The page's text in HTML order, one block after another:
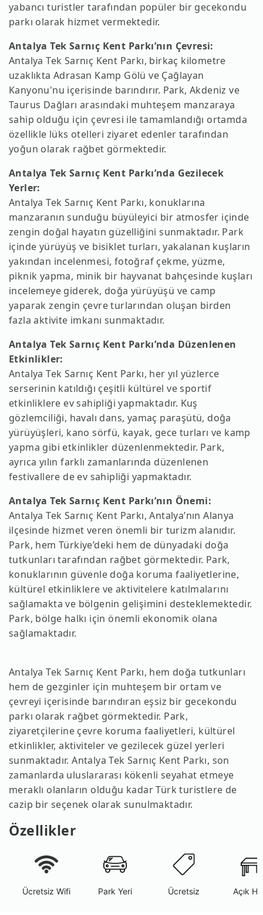
yabancı turistler tarafından popüler bir gecekondu
parkı olarak hizmet vermektedir.
Antalya Tek Sarnıç Kent Parkı’nın Çevresi:
Antalya Tek Sarnıç Kent Parkı, birkaç kilometre
uzaklıkta Adrasan Kamp Gölü ve Çağlayan
Kanyonu'nu içerisinde barındırır. Park, Akdeniz ve
Taurus Dağları arasındaki muhteşem manzaraya
sahip olduğu için çevresi ile tamamlandığı ortamda
özellikle lüks otelleri ziyaret edenler tarafından
yoğun olarak rağbet görmektedir.
Antalya Tek Sarnıç Kent Parkı’nda Gezilecek
Yerler:
Antalya Tek Sarnıç Kent Parkı, konuklarına
manzaranın sunduğu büyüleyici bir atmosfer içinde
zengin doğal hayatın güzelliğini sunmaktadır. Park
içinde yürüyüş ve bisiklet turları, yakalanan kuşların
yakından incelenmesi, fotoğraf çekme, yüzme,
piknik yapma, minik bir hayvanat bahçesinde kuşları
incelemeye giderek, doğa yürüyüşü ve camp
yaparak zengin çevre turlarından oluşan birden
fazla aktivite imkanı sunmaktadır.
Antalya Tek Sarnıç Kent Parkı’nda Düzenlenen
Etkinlikler:
Antalya Tek Sarnıç Kent Parkı, her yıl yüzlerce
serserinin katıldığı çeşitli kültürel ve sportif
etkinliklere ev sahipliği yapmaktadır. Kuş
gözlemciliği, havalı dans, yamaç paraşütü, doğa
yürüyüşleri, kano sörfü, kayak, gece turları ve kamp
yapma gibi etkinlikler düzenlenmektedir. Park,
ayrıca yılın farklı zamanlarında düzenlenen
festivallere de ev sahipliği yapmaktadır.
Antalya Tek Sarnıç Kent Parkı’nın Önemi:
Antalya Tek Sarnıç Kent Parkı, Antalya’nın Alanya
ilçesinde hizmet veren önemli bir turizm alanıdır.
Park, hem Türkiye’deki hem de dünyadaki doğa
tutkunları tarafından rağbet görmektedir. Park,
konuklarının güvenle doğa koruma faaliyetlerine,
kültürel etkinliklere ve aktivitelere katılmalarını
sağlamakta ve bölgenin gelişimini desteklemektedir.
Park, bölge halkı için önemli ekonomik olana
sağlamaktadır.
Antalya Tek Sarnıç Kent Parkı, hem doğa tutkunları
hem de gezginler için muhteşem bir ortam ve
çevreyi içerisinde barındıran eşsiz bir gecekondu
parkı olarak rağbet görmektedir. Park,
ziyaretçilerine çevre koruma faaliyetleri, kültürel
etkinlikler, aktiviteler ve gezilecek güzel yerleri
sunmaktadır. Antalya Tek Sarnıç Kent Parkı, son
zamanlarda uluslararası kökenli seyahat etmeye
meraklı olanların olduğu kadar Türk turistlere de
cazip bir seçenek olarak sunulmaktadır.
Özellikler
Ücretsiz Wifi Park Yeri Ücretsiz Açık